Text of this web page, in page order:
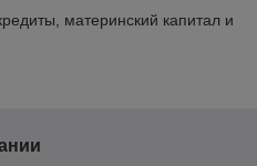
материнский капитал и